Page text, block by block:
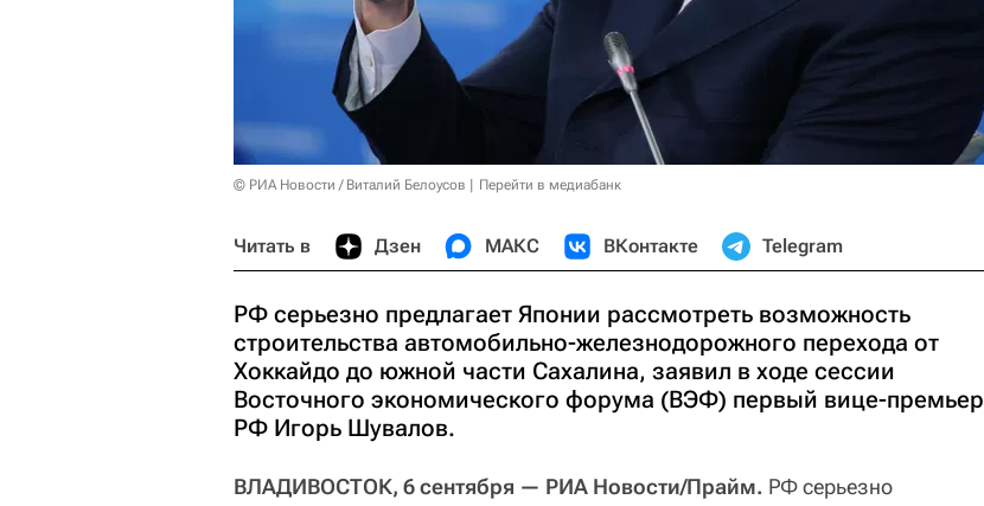
© РИА Новости / Виталий Белоусов Перейти в медиабанк
Читать в Дзен МАКС ВКонтакте Telegram
РФ серьезно предлагает Японии рассмотреть возможность
строительства автомобильно-железнодорожного перехода от
Хоккайдо до южной части Сахалина, заявил в ходе сессии
Восточного экономического форума (ВЭФ) первый вице-премьер
РФ Игорь Шувалов.
ВЛАДИВОСТОК, 6 сентября — РИА Новости/Прайм. РФ серьезно